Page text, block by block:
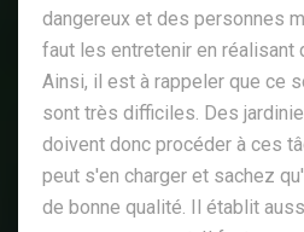
dangereux et des personnes
faut les entretenir en réalisant
Ainsi, il est à rappeler que ce
sont très difficiles. Des
doivent donc procéder à ces
peut s'en charger et sachez
de bonne qualité. Il établit